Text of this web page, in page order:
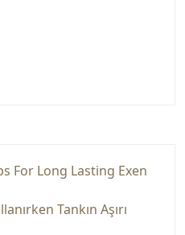
For Long Lasting Exen
Tankın Aşırı